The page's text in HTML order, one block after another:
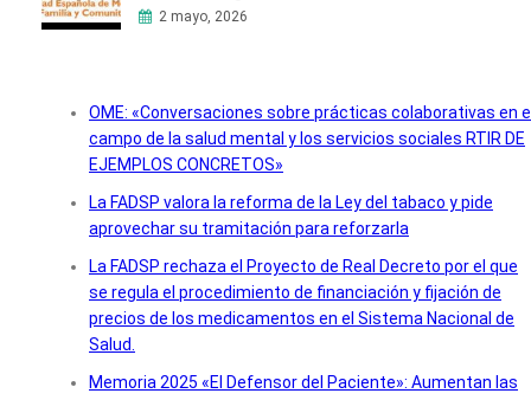
2 mayo, 2026
OME: «Conversaciones sobre prácticas colaborativas en
campo de la salud mental y los servicios sociales RTIR DE
EJEMPLOS CONCRETOS»
La FADSP valora la reforma de la Ley del tabaco y pide
aprovechar su tramitación para reforzarla
La FADSP rechaza el Proyecto de Real Decreto por el que
se regula el procedimiento de financiación y fijación de
precios de los medicamentos en el Sistema Nacional de
Salud.
Memoria 2025 «El Defensor del Paciente»: Aumentan las